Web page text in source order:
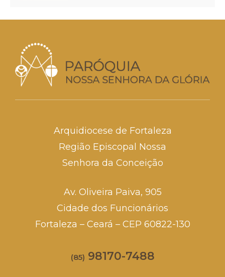
Arquidiocese de Fortaleza
Região Episcopal Nossa
Senhora da Conceição
Av. Oliveira Paiva, 905
Cidade dos Funcionários
Fortaleza – Ceará – CEP 60822-130
(85) 98170-7488